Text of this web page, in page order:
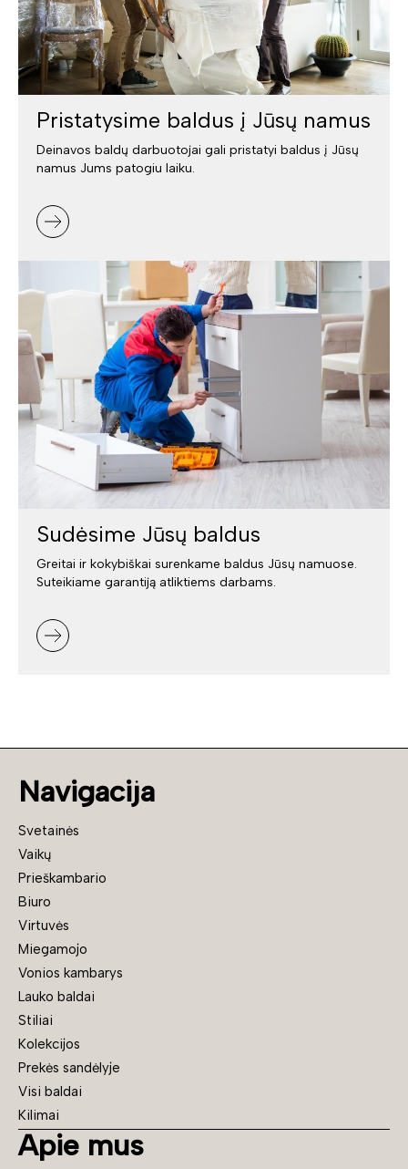
Pristatysime baldus į Jūsų namus
Deinavos baldų darbuotojai gali pristatyi baldus į Jūsų
namus Jums patogiu laiku.
Sudėsime Jūsų baldus
Greitai ir kokybiškai surenkame baldus Jūsų namuose.
Suteikiame garantiją atliktiems darbams.
Navigacija
Svetainės
Vaikų
Prieškambario
Biuro
Virtuvės
Miegamojo
Vonios kambarys
Lauko baldai
Stiliai
Kolekcijos
Prekės sandėlyje
Visi baldai
Kilimai
Apie mus